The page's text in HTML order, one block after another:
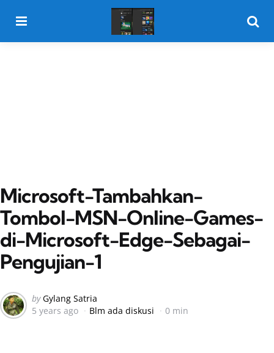
Microsoft-Tambahkan-
Tombol-MSN-Online-Games-
di-Microsoft-Edge-Sebagai-
Pengujian-1
Posted
by
by Gylang Satria
5 years ago
Blm ada diskusi 0 min